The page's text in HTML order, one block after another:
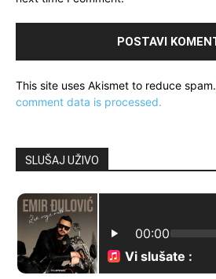
This site uses Akismet to reduce spam.
comment data is processed.
SLUŠAJ UŽIVO